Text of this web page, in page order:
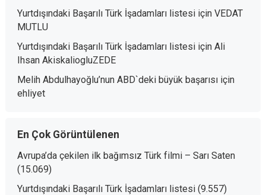
Yurtdışındaki Başarılı Türk İşadamları listesiiçin VEDAT
MUTLU
Yurtdışındaki Başarılı Türk İşadamları listesiiçin Ali
Ihsan AkiskaliogluZEDE
Melih Abdulhayoğlu’nun ABD`deki büyük başarısıiçin
ehliyet
En Çok Görüntülenen
Avrupa’da çekilen ilk bağımsız Türk filmi – Sarı Saten
(15.069)
Yurtdışındaki Başarılı Türk İşadamları listesi (9.557)